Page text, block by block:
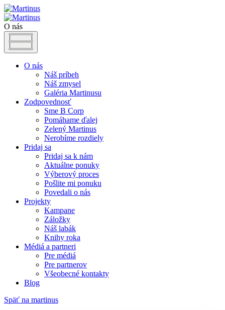
O nás
O nás
Náš príbeh
Náš zmysel
Galéria Martinusu
Zodpovednosť
Sme B Corp
Pomáhame ďalej
Zelený Martinus
Nerobíme rozdiely
Pridaj sa
Pridaj sa k nám
Aktuálne ponuky
Výberový proces
Pošlite mi ponuku
Povedali o nás
Projekty
Kampane
Záložky
Náš labák
Knihy roka
Médiá a partneri
Pre médiá
Pre partnerov
Všeobecné kontakty
Blog
Späť na martinus